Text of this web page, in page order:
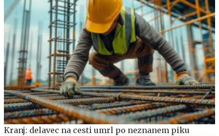
Kranj: delavec na cesti umrl po neznanem piku